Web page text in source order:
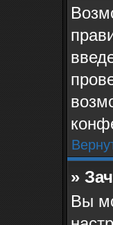
»
Вы